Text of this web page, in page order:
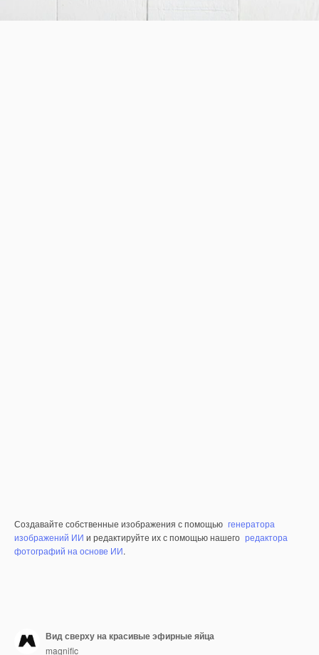
Создавайте собственные изображения с помощью генератора
изображений ИИ и редактируйте их с помощью нашего редактора
фотографий на основе ИИ.
Вид сверху на красивые эфирные яйца
magnific